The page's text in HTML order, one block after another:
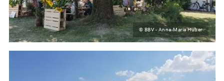
© BBV - Anna-Maria Huber